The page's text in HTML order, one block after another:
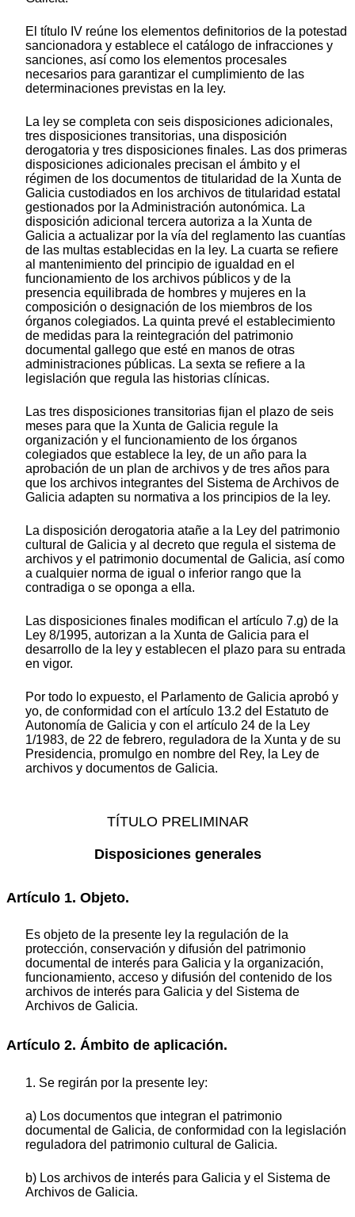
El título IV reúne los elementos definitorios de la potestad
sancionadora y establece el catálogo de infracciones y
sanciones, así como los elementos procesales
necesarios para garantizar el cumplimiento de las
determinaciones previstas en la ley.
La ley se completa con seis disposiciones adicionales,
tres disposiciones transitorias, una disposición
derogatoria y tres disposiciones finales. Las dos primeras
disposiciones adicionales precisan el ámbito y el
régimen de los documentos de titularidad de la Xunta de
Galicia custodiados en los archivos de titularidad estatal
gestionados por la Administración autonómica. La
disposición adicional tercera autoriza a la Xunta de
Galicia a actualizar por la vía del reglamento las cuantías
de las multas establecidas en la ley. La cuarta se refiere
al mantenimiento del principio de igualdad en el
funcionamiento de los archivos públicos y de la
presencia equilibrada de hombres y mujeres en la
composición o designación de los miembros de los
órganos colegiados. La quinta prevé el establecimiento
de medidas para la reintegración del patrimonio
documental gallego que esté en manos de otras
administraciones públicas. La sexta se refiere a la
legislación que regula las historias clínicas.
Las tres disposiciones transitorias fijan el plazo de seis
meses para que la Xunta de Galicia regule la
organización y el funcionamiento de los órganos
colegiados que establece la ley, de un año para la
aprobación de un plan de archivos y de tres años para
que los archivos integrantes del Sistema de Archivos de
Galicia adapten su normativa a los principios de la ley.
La disposición derogatoria atañe a la Ley del patrimonio
cultural de Galicia y al decreto que regula el sistema de
archivos y el patrimonio documental de Galicia, así como
a cualquier norma de igual o inferior rango que la
contradiga o se oponga a ella.
Las disposiciones finales modifican el artículo 7.g) de la
Ley 8/1995, autorizan a la Xunta de Galicia para el
desarrollo de la ley y establecen el plazo para su entrada
en vigor.
Por todo lo expuesto, el Parlamento de Galicia aprobó y
yo, de conformidad con el artículo 13.2 del Estatuto de
Autonomía de Galicia y con el artículo 24 de la Ley
1/1983, de 22 de febrero, reguladora de la Xunta y de su
Presidencia, promulgo en nombre del Rey, la Ley de
archivos y documentos de Galicia.
TÍTULO PRELIMINAR
Disposiciones generales
Artículo 1. Objeto.
Es objeto de la presente ley la regulación de la
protección, conservación y difusión del patrimonio
documental de interés para Galicia y la organización,
funcionamiento, acceso y difusión del contenido de los
archivos de interés para Galicia y del Sistema de
Archivos de Galicia.
Artículo 2. Ámbito de aplicación.
1. Se regirán por la presente ley:
a) Los documentos que integran el patrimonio
documental de Galicia, de conformidad con la legislación
reguladora del patrimonio cultural de Galicia.
b) Los archivos de interés para Galicia y el Sistema de
Archivos de Galicia.